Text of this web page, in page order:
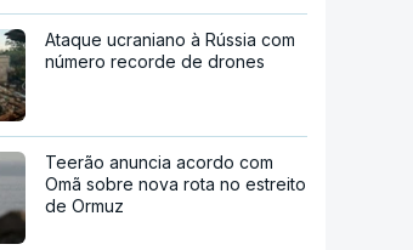
Ataque ucraniano à Rússia com
número recorde de drones
Teerão anuncia acordo com
Omã sobre nova rota no estreito
de Ormuz